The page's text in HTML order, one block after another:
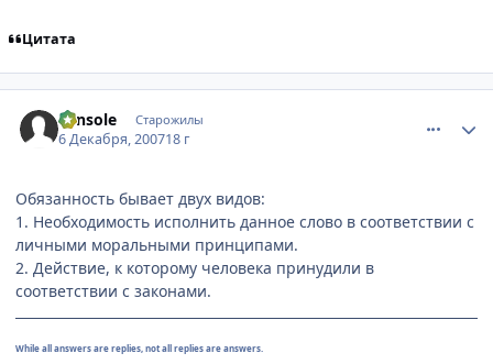
Цитата
console Старожилы
6 Декабря, 200718 г
Обязанность бывает двух видов:
1. Необходимость исполнить данное слово в соответствии с
личными моральными принципами.
2. Действие, к которому человека принудили в
соответствии с законами.
While all answers are replies, not all replies are answers.